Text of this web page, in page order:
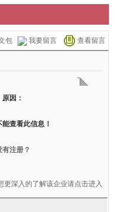
包 我要留言 查看留言
因：
能查看此信息！
有注册？
更深入的了解该企业请点击进入